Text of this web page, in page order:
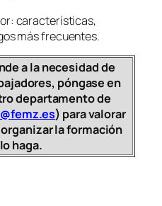
características,
más frecuentes.
a la necesidad de
póngase en
departamento de
) para valorar
la formación
haga.